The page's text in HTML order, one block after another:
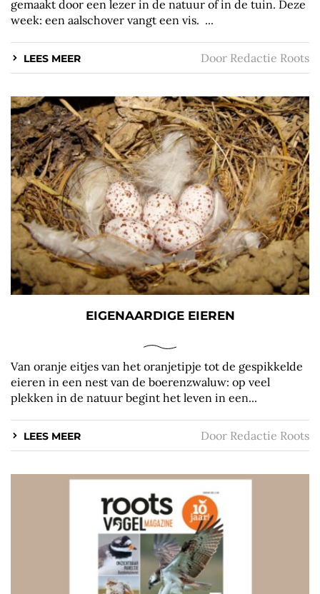
gemaakt door een lezer in de natuur of in de tuin. Deze
week: een aalschover vangt een vis. ...
LEES MEER Door Redactie Roots
EIGENAARDIGE EIEREN
Van oranje eitjes van het oranjetipje tot de gespikkelde
eieren in een nest van de boerenzwaluw: op veel
plekken in de natuur begint het leven in een...
LEES MEER Door Redactie Roots